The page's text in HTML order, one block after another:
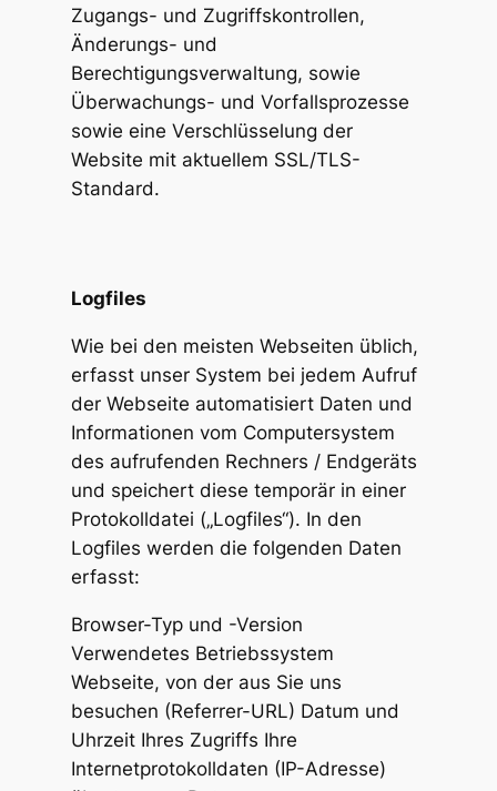
Zugangs- und Zugriffskontrollen,
Änderungs- und
Berechtigungsverwaltung, sowie
Überwachungs- und Vorfallsprozesse
sowie eine Verschlüsselung der
Website mit aktuellem SSL/TLS-
Standard.
Logfiles
Wie bei den meisten Webseiten üblich,
erfasst unser System bei jedem Aufruf
der Webseite automatisiert Daten und
Informationen vom Computersystem
des aufrufenden Rechners / Endgeräts
und speichert diese temporär in einer
Protokolldatei („Logfiles“). In den
Logfiles werden die folgenden Daten
erfasst:
Browser-Typ und -Version
Verwendetes Betriebssystem
Webseite, von der aus Sie uns
besuchen (Referrer-URL) Datum und
Uhrzeit Ihres Zugriffs Ihre
Internetprotokolldaten (IP-Adresse)